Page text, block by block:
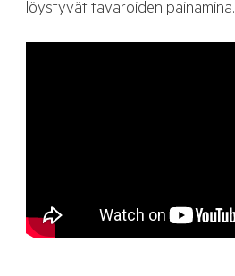
löystyvät tavaroiden painamina.